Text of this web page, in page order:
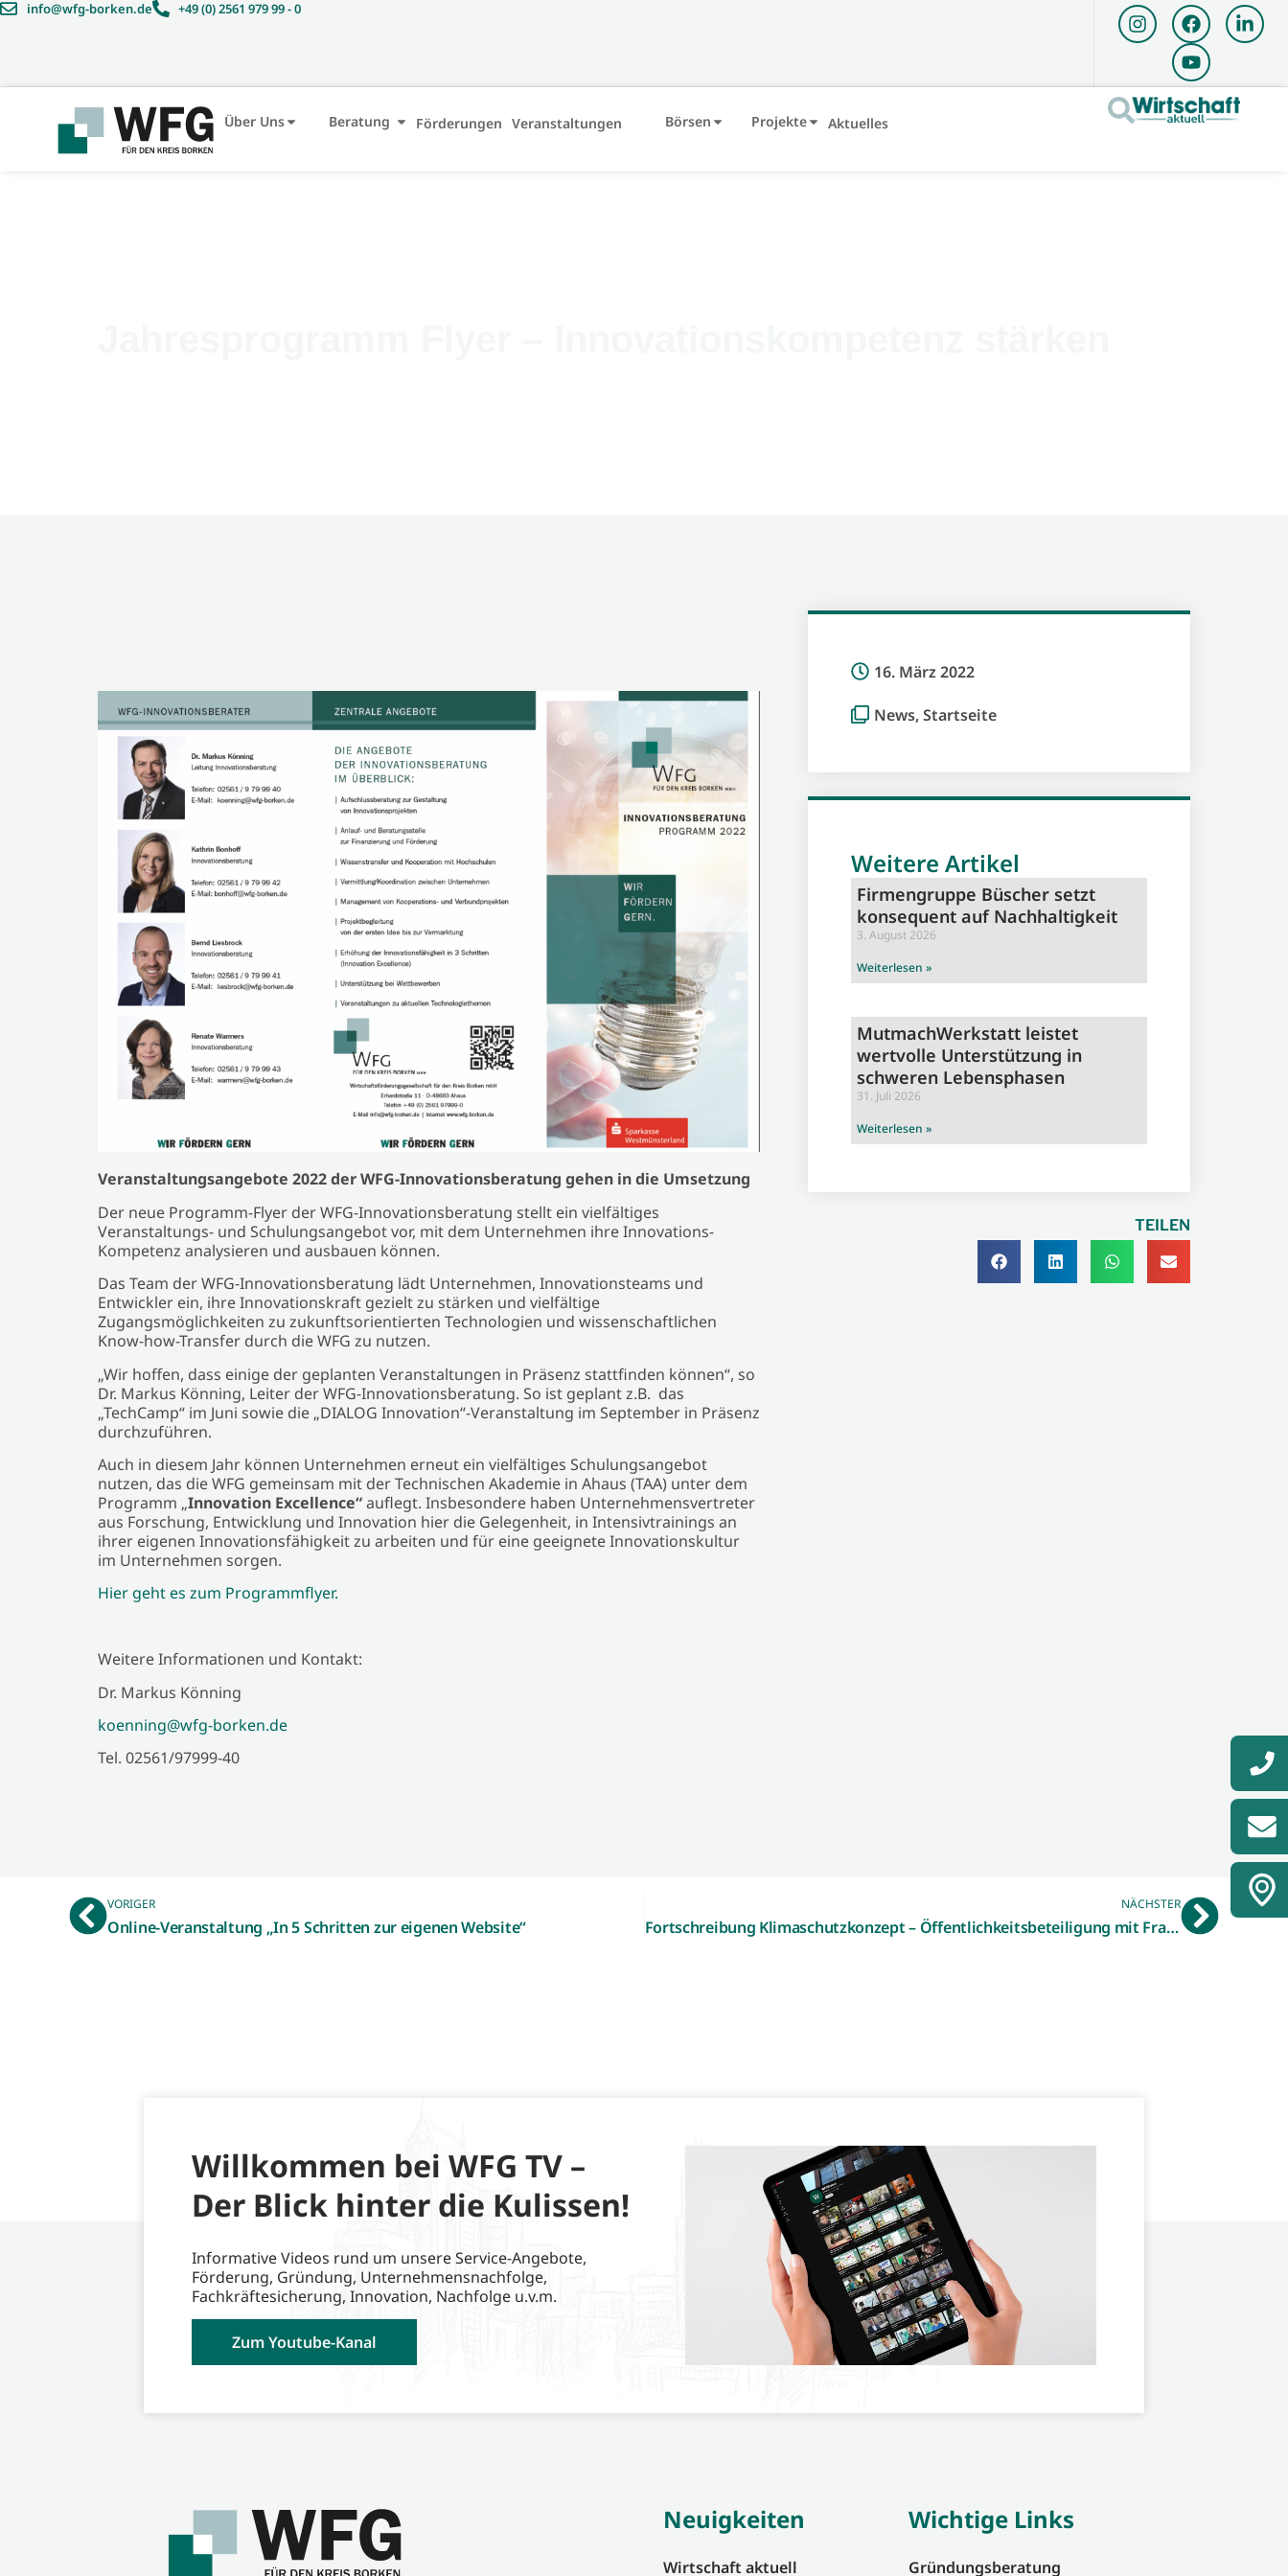
info@wfg-borken.de +49 (0) 2561 979 99 - 0
Über Uns Beratung Förderungen Veranstaltungen Börsen Projekte Aktuelles
Veranstaltungsangebote 2022 der WFG-Innovationsberatung gehen in die Umsetzung
Der neue Programm-Flyer der WFG-Innovationsberatung stellt ein vielfältiges
Veranstaltungs- und Schulungsangebot vor, mit dem Unternehmen ihre Innovations-
Kompetenz analysieren und ausbauen können.
Das Team der WFG-Innovationsberatung lädt Unternehmen, Innovationsteams und
Entwickler ein, ihre Innovationskraft gezielt zu stärken und vielfältige
Zugangsmöglichkeiten zu zukunftsorientierten Technologien und wissenschaftlichen
Know-how-Transfer durch die WFG zu nutzen.
„Wir hoffen, dass einige der geplanten Veranstaltungen in Präsenz stattfinden können“, so
Dr. Markus Könning, Leiter der WFG-Innovationsberatung. So ist geplant z.B. das
„TechCamp“ im Juni sowie die „DIALOG Innovation“-Veranstaltung im September in Präsenz
durchzuführen.
Auch in diesem Jahr können Unternehmen erneut ein vielfältiges Schulungsangebot
nutzen, das die WFG gemeinsam mit der Technischen Akademie in Ahaus (TAA) unter dem
Programm „Innovation Excellence“auflegt. Insbesondere haben Unternehmensvertreter
aus Forschung, Entwicklung und Innovation hier die Gelegenheit, in Intensivtrainings an
ihrer eigenen Innovationsfähigkeit zu arbeiten und für eine geeignete Innovationskultur
im Unternehmen sorgen.
Hier geht es zum Programmflyer.
Weitere Informationen und Kontakt:
Dr. Markus Könning
koenning@wfg-borken.de
Tel. 02561/97999-40
16. März 2022
News,Startseite
Weitere Artikel
Firmengruppe Büscher setzt
konsequent auf Nachhaltigkeit
3. August 2026
Weiterlesen »
MutmachWerkstatt leistet
wertvolle Unterstützung in
schweren Lebensphasen
31. Juli 2026
Weiterlesen »
TEILEN
VORIGER
Online-Veranstaltung „In 5 Schritten zur eigenen Website“
NÄCHSTER
Fortschreibung Klimaschutzkonzept – Öffentlichkeitsbeteiligung mit Fragebögen
Willkommen bei WFG TV –
Der Blick hinter die Kulissen!
Informative Videos rund um unsere Service-Angebote,
Förderung, Gründung, Unternehmensnachfolge,
Fachkräftesicherung, Innovation, Nachfolge u.v.m.
Zum Youtube-Kanal
Neuigkeiten
Wirtschaft aktuell
Wichtige Links
Gründungsberatung